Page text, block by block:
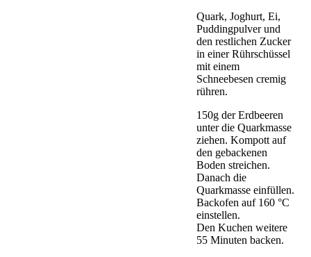
Quark, Joghurt, Ei,
Puddingpulver und
den restlichen Zucker
in einer Rührschüssel
mit einem
Schneebesen cremig
rühren.
150g der Erdbeeren
unter die Quarkmasse
ziehen. Kompott auf
den gebackenen
Boden streichen.
Danach die
Quarkmasse einfüllen.
Backofen auf 160 °C
einstellen.
Den Kuchen weitere
55 Minuten backen.